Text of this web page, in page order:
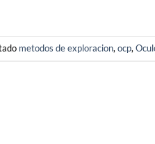
metodos de exploracion, ocp,